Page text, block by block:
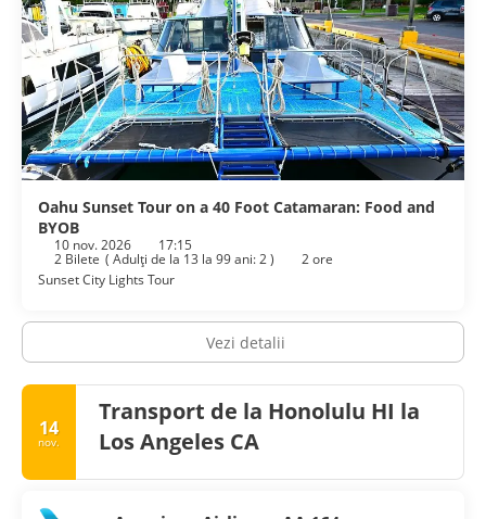
Oahu Sunset Tour on a 40 Foot Catamaran: Food and
BYOB
10 nov. 2026 17:15
2 Bilete ( Adulţi de la 13 la 99 ani: 2)
2 ore
Sunset City Lights Tour
Vezi detalii
14
nov.
Transport de la Honolulu HI la
Los Angeles CA